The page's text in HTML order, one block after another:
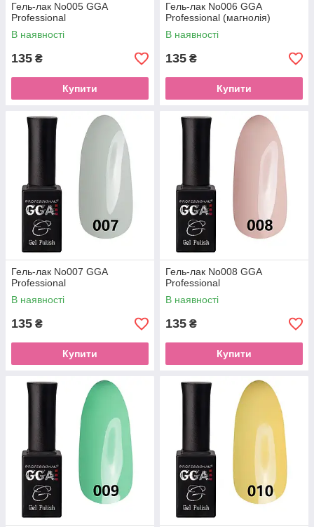
Гель-лак No005 GGA
Professional
В наявності
135 ₴
Купити
Гель-лак No006 GGA
Professional (магнолія)
В наявності
135 ₴
Купити
Гель-лак No007 GGA
Professional
В наявності
135 ₴
Купити
Гель-лак No008 GGA
Professional
В наявності
135 ₴
Купити